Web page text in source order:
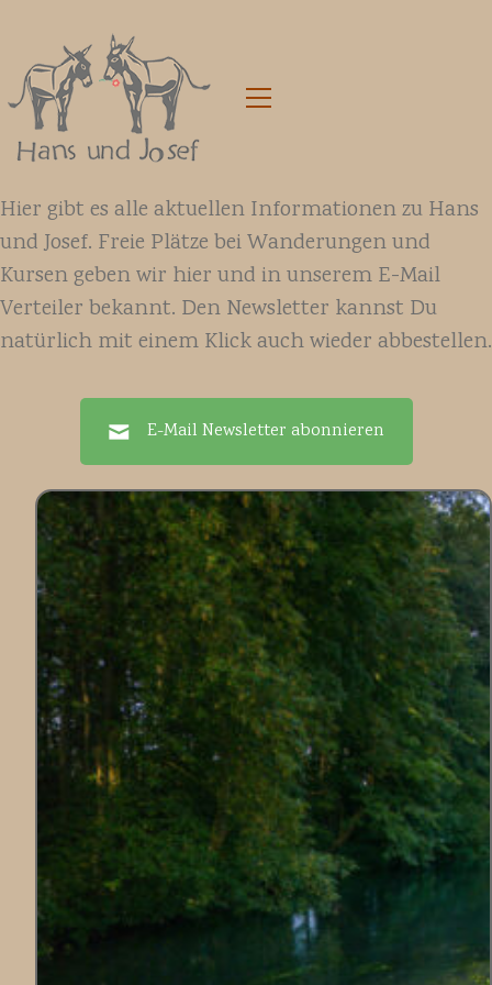
Hier gibt es alle aktuellen Informationen zu Hans
und Josef. Freie Plätze bei Wanderungen und
Kursen geben wir hier und in unserem E-Mail
Verteiler bekannt. Den Newsletter kannst Du
natürlich mit einem Klick auch wieder abbestellen.
E-Mail Newsletter abonnieren